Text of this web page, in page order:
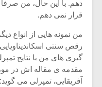
دهم. با این حال، من
قرار نمی دهم.
من نمونه هایی از انواع
رقص سنتی اسکاندیناویایی
گیری های من با نتایج
مقدمه ی مقاله اش در
آفریقایی، تمپرلی می